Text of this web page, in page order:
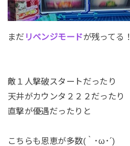
まだ リベンジモードが残ってる！
敵１人撃破スタートだったり
天井がカウンタ２２２だったり
直撃が優遇だったりと
こちらも恩恵が多数(｀･ω･´)